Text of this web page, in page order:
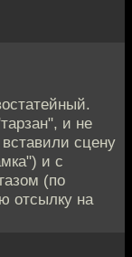
и не
сцену
и с
(по
отсылку на